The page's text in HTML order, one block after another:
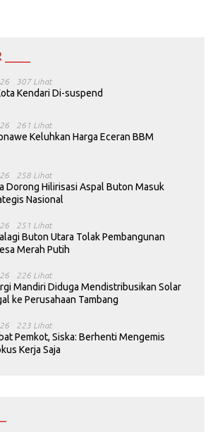
307 Lihat
Kendari Di-suspend
261 Lihat
Keluhkan Harga Eceran BBM
258 Lihat
Dorong Hilirisasi Aspal Buton Masuk
Nasional
251 Lihat
Buton Utara Tolak Pembangunan
Merah Putih
226 Lihat
Mandiri Diduga Mendistribusikan Solar
ke Perusahaan Tambang
223 Lihat
Pemkot, Siska: Berhenti Mengemis
Kerja Saja